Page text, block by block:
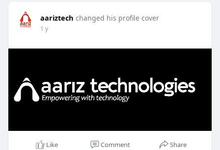
aariztech changed his profile cover
1 y
Like Comment Share